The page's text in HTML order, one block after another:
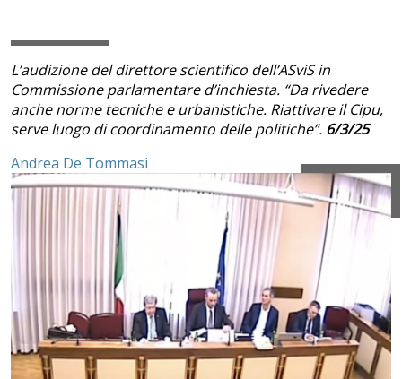
L’audizione del direttore scientifico dell’ASviS in
Commissione parlamentare d’inchiesta. “Da rivedere
anche norme tecniche e urbanistiche. Riattivare il Cipu,
serve luogo di coordinamento delle politiche”. 6/3/25
Andrea De Tommasi